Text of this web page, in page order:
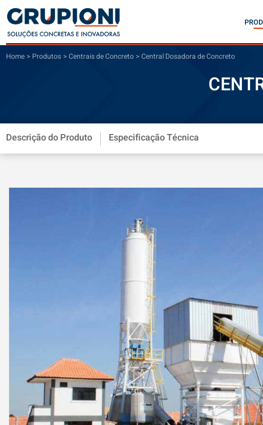
Home Produtos Centrais de Concreto Central Dosadora de Concreto
Descrição do Produto Especificação Técnica